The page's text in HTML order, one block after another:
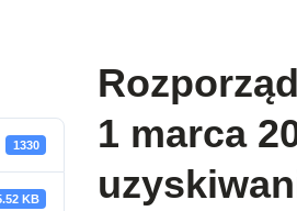
1330
KB
1 marca